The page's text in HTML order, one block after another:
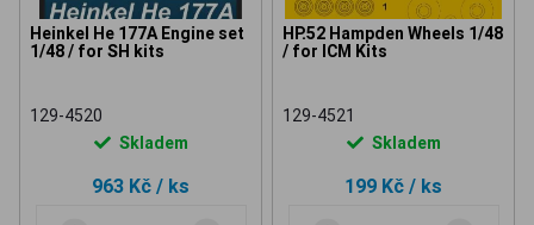
Heinkel He 177A Engine set
1/48 / for SH kits
129-4520
Skladem
963 Kč / ks
HP.52 Hampden Wheels 1/48
/ for ICM Kits
129-4521
Skladem
199 Kč / ks